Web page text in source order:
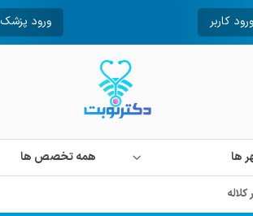
ورود کاربر ورود پزشک
ها همه تخصص ها